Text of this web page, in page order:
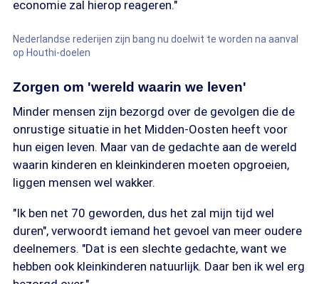
economie zal hierop reageren."
Nederlandse rederijen zijn bang nu doelwit te worden na aanval
op Houthi-doelen
Zorgen om 'wereld waarin we leven'
Minder mensen zijn bezorgd over de gevolgen die de
onrustige situatie in het Midden-Oosten heeft voor
hun eigen leven. Maar van de gedachte aan de wereld
waarin kinderen en kleinkinderen moeten opgroeien,
liggen mensen wel wakker.
"Ik ben net 70 geworden, dus het zal mijn tijd wel
duren", verwoordt iemand het gevoel van meer oudere
deelnemers. "Dat is een slechte gedachte, want we
hebben ook kleinkinderen natuurlijk. Daar ben ik wel erg